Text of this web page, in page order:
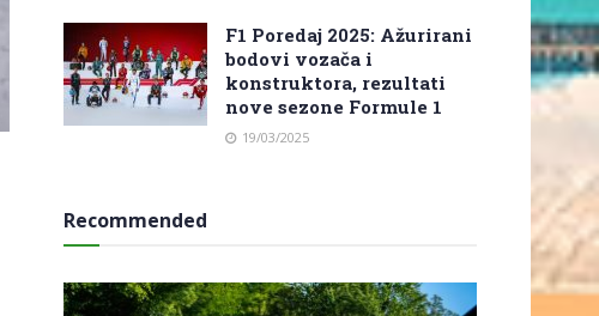
F1 Poredaj 2025: Ažurirani
bodovi vozača i
konstruktora, rezultati
nove sezone Formule 1
19/03/2025
Recommended